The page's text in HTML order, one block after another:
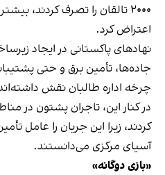
۲۰۰۰ تالقان را تصرف کردند،
اعتراض کرد.
نهادهای پاکستانی در ایجاد
جاده‌ها، تأمین برق و حتی
چرخه اداره طالبان نقش
در کنار این، تاجران پشتون در
کردند، زیرا این جریان را عامل
آسیای مرکزی می‌دانستند.
«بازی دوگانه»